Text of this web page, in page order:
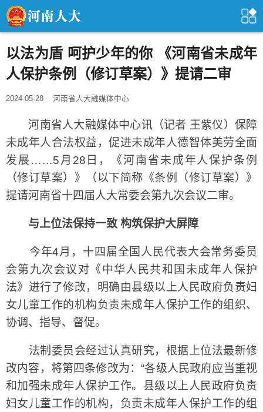
以法为盾 呵护少年的你 《河南省未成年
人保护条例（修订草案）》提请二审
2024-05-28 河南省人大融媒体中心
河南省人大融媒体中心讯（记者 王紫仪）保障
未成年人合法权益，促进未成年人德智体美劳全面
发展……5月28日，《河南省未成年人保护条例
（修订草案）》（以下简称《条例（修订草案）》
提请河南省十四届人大常委会第九次会议二审。
与上位法保持一致 构筑保护大屏障
今年4月，十四届全国人民代表大会常务委员
会第九次会议对《中华人民共和国未成年人保护
法》进行了修改，明确由县级以上人民政府负责妇
女儿童工作的机构负责未成年人保护工作的组织、
协调、指导、督促。
法制委员会经过认真研究，根据上位法最新修
改内容，将第四条修改为：“各级人民政府应当重视
和加强未成年人保护工作。县级以上人民政府负责
妇女儿童工作的机构，负责未成年人保护工作的组